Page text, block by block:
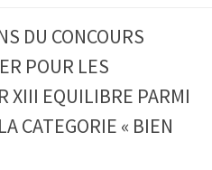
DU CONCOURS
POUR LES
XIII EQUILIBRE PARMI
CATEGORIE « BIEN